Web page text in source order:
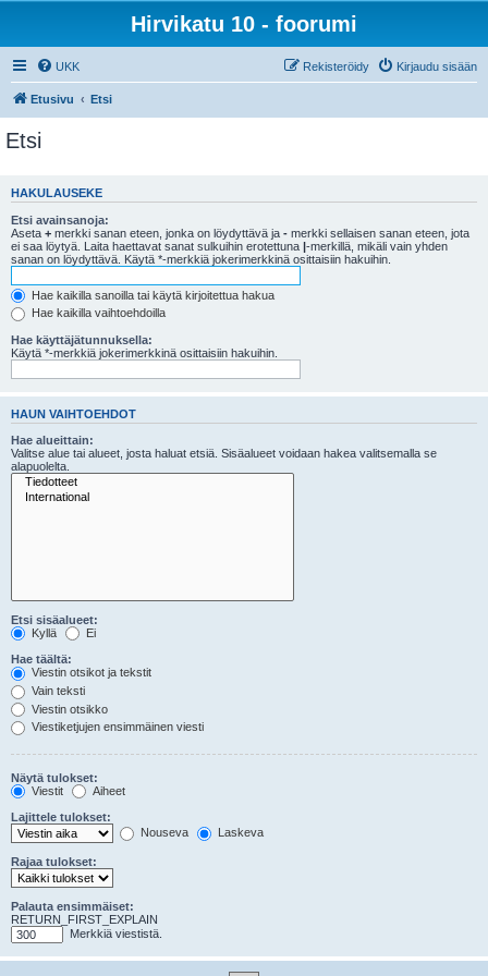
Hirvikatu 10 - foorumi
UKK Kirjaudu sisään
Rekisteröidy
Etusivu Etsi
Etsi
HAKULAUSEKE
Etsi avainsanoja:
Aseta + merkki sanan eteen, jonka on löydyttävä ja - merkki sellaisen sanan eteen, jota
ei saa löytyä. Laita haettavat sanat sulkuihin erotettuna |-merkillä, mikäli vain yhden
sanan on löydyttävä. Käytä *-merkkiä jokerimerkkinä osittaisiin hakuihin.
Hae kaikilla sanoilla tai käytä kirjoitettua hakua
Hae kaikilla vaihtoehdoilla
Hae käyttäjätunnuksella:
Käytä *-merkkiä jokerimerkkinä osittaisiin hakuihin.
HAUN VAIHTOEHDOT
Hae alueittain:
Valitse alue tai alueet, josta haluat etsiä. Sisäalueet voidaan hakea valitsemalla se
alapuolelta.
Etsi sisäalueet:
Kyllä
Ei
Hae täältä:
Viestin otsikot ja tekstit
Vain teksti
Viestin otsikko
Viestiketjujen ensimmäinen viesti
Näytä tulokset:
Viestit
Aiheet
Lajittele tulokset:
Nouseva
Laskeva
Rajaa tulokset:
Palauta ensimmäiset:
RETURN_FIRST_EXPLAIN
Merkkiä viestistä.